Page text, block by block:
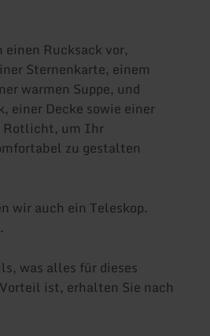
Rucksack vor,
Sternenkarte, einem
warmen Suppe, und
einer Decke sowie einer
Rotlicht, um Ihr
zu gestalten
wir auch ein Teleskop.
was alles für dieses
ist, erhalten Sie nach